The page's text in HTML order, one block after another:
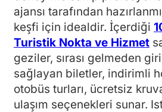
ajansı tarafından
keşfi için idealdir. İçerdiği
Turistik Nokta ve Hizmet
geziler, sırası gelmeden
sağlayan biletler, indirimli
otobüs turları, ücretsiz
ulaşım seçenekleri sunar.